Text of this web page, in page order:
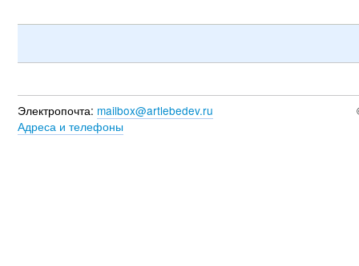
Электропочта: mailbox@artlebedev.ru
Адреса и телефоны